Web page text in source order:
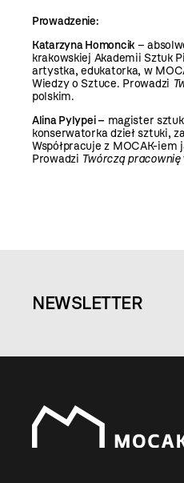
Prowadzenie:
Katarzyna Homoncik–
krakowskiej Akademii Sztuk
artystka, edukatorka, w
Wiedzy o Sztuce. Prowadzi
polskim.
Alina Pylypei – magister
konserwatorka dzieł sztuki,
Współpracuje z MOCAK-iem
Prowadzi Twórczą pracownię
NEWSLETTER